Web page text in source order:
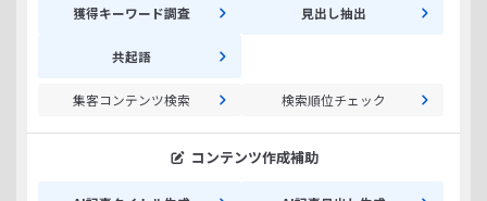
獲得キーワード調査 見出し抽出
共起語
集客コンテンツ検索 検索順位チェック
コンテンツ作成補助